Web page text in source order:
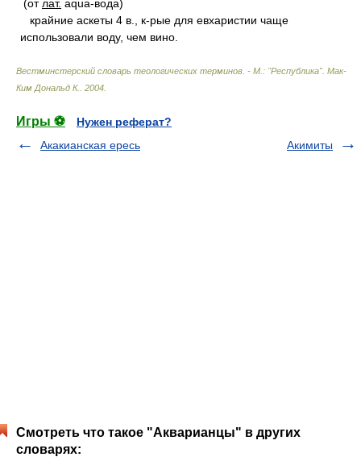
(от лат. aqua-вода)
крайние аскеты 4 в., к-рые для евхаристии чаще
использовали воду, чем вино.
Вестминстерский словарь теологических терминов. - М.: "Республика". Мак-
Ким Дональд К.
2004
Игры ⚽
Нужен реферат?
Акакианская ересь
Акимиты
Смотреть что такое "Акварианцы" в других
словарях: